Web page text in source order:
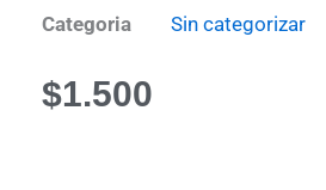
Categoria
Sin categorizar
$1.500